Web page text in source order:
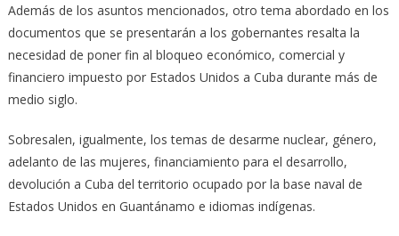
Además de los asuntos mencionados, otro tema abordado en los
documentos que se presentarán a los gobernantes resalta la
necesidad de poner fin al bloqueo económico, comercial y
financiero impuesto por Estados Unidos a Cuba durante más de
medio siglo.
Sobresalen, igualmente, los temas de desarme nuclear, género,
adelanto de las mujeres, financiamiento para el desarrollo,
devolución a Cuba del territorio ocupado por la base naval de
Estados Unidos en Guantánamo e idiomas indígenas.